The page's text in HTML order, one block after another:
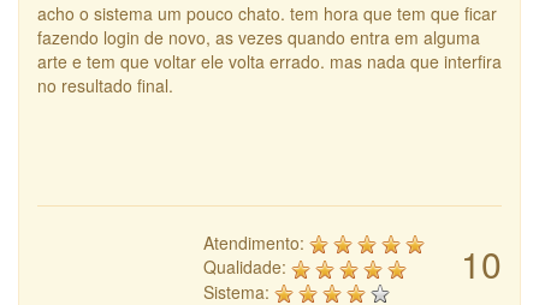
acho o sistema um pouco chato. tem hora que tem que ficar
fazendo login de novo, as vezes quando entra em alguma
arte e tem que voltar ele volta errado. mas nada que interfira
no resultado final.
10
Atendimento:
Qualidade:
Sistema: